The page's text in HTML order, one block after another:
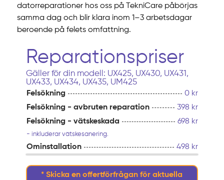
datorreparationer hos oss på TekniCare påbörjas
samma dag och blir klara inom 1–3 arbetsdagar
beroende på felets omfattning.
Reparationspriser
Gäller för din modell: UX425, UX430, UX431,
UX433, UX434, UX435, UM425
Felsökning
0 kr
Felsökning - avbruten reparation
398 kr
Felsökning - vätskeskada
698 kr
- inkluderar vätskesanering.
Ominstallation 498 kr
* Skicka en offertförfrågan för aktuella